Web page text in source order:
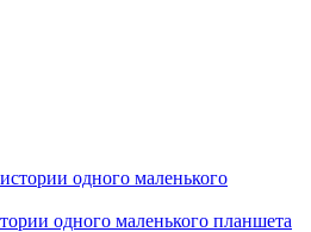
одного маленького планшета